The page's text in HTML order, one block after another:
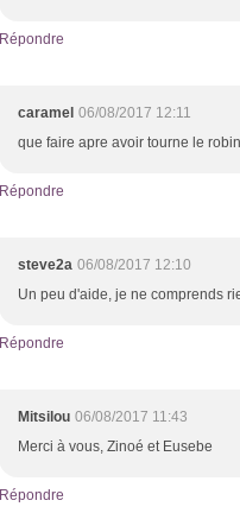
Répondre
caramel 06/08/2017 12:11
que faire apre avoir tourne le
Répondre
steve2a 06/08/2017 12:10
Un peu d'aide, je ne comprends
Répondre
Mitsilou 06/08/2017 11:43
Merci à vous, Zinoé et Eusebe
Répondre